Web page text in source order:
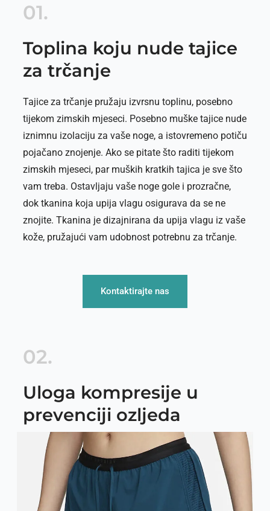
01.
Toplina koju nude tajice
za trčanje
Tajice za trčanje pružaju izvrsnu toplinu, posebno
tijekom zimskih mjeseci. Posebno muške tajice nude
iznimnu izolaciju za vaše noge, a istovremeno potiču
pojačano znojenje. Ako se pitate što raditi tijekom
zimskih mjeseci, par muških kratkih tajica je sve što
vam treba. Ostavljaju vaše noge gole i prozračne,
dok tkanina koja upija vlagu osigurava da se ne
znojite. Tkanina je dizajnirana da upija vlagu iz vaše
kože, pružajući vam udobnost potrebnu za trčanje.
Kontaktirajte nas
02.
Uloga kompresije u
prevenciji ozljeda